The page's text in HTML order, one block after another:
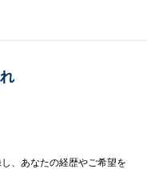
、あなたの経歴やご希望を